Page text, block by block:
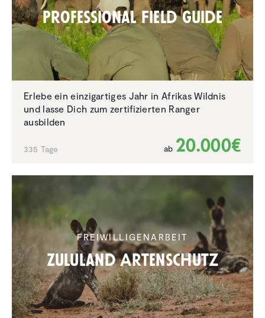
Profes­sional Field Guide
Erlebe ein einzigartiges Jahr in Afrikas Wildnis
und lasse Dich zum zertifizierten Ranger
ausbilden
335 Tage ab 20.000€
FREIWIL­LI­GEN­AR­BEIT
Zululand Arten­schutz